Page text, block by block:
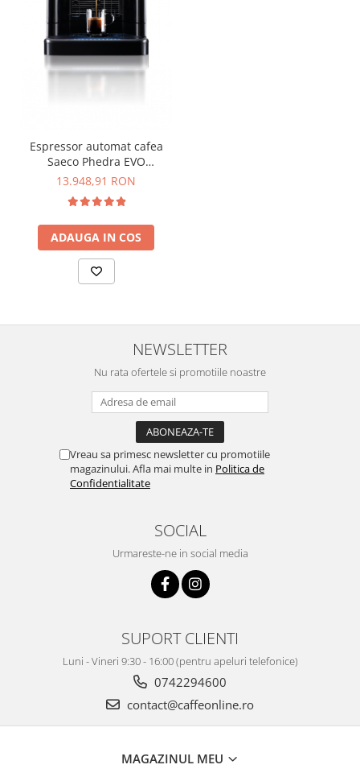
Espressor automat cafea
Saeco Phedra EVO
Cappuccino
13.948,91 RON
ADAUGA IN COS
NEWSLETTER
Nu rata ofertele si promotiile noastre
Vreau sa primesc newsletter cu promotiile
magazinului. Afla mai multe in Politica de
Confidentialitate
SOCIAL
Urmareste-ne in social media
SUPORT CLIENTI
Luni - Vineri 9:30 - 16:00 (pentru apeluri telefonice)
0742294600
contact@caffeonline.ro
MAGAZINUL MEU